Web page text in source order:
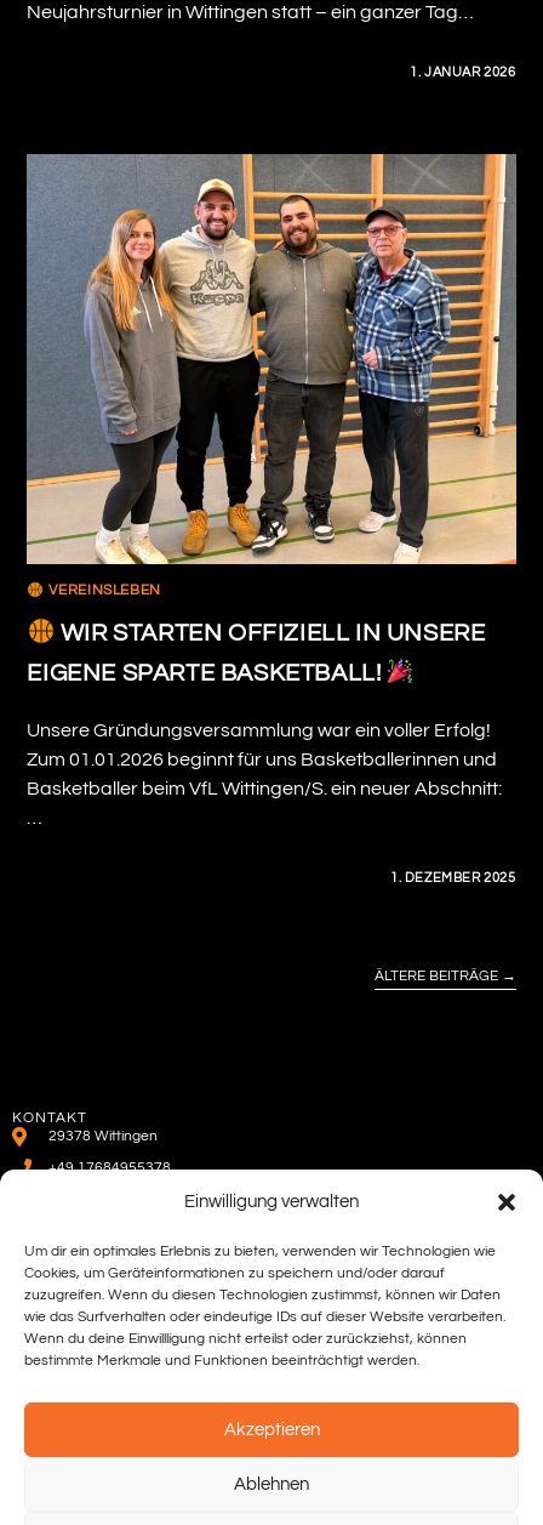
Einwilligung verwalten
Um dir ein optimales Erlebnis zu bieten, verwenden wir Technologien wie
Cookies, um Geräteinformationen zu speichern und/oder darauf
zuzugreifen. Wenn du diesen Technologien zustimmst, können wir Daten
wie das Surfverhalten oder eindeutige IDs auf dieser Website verarbeiten.
Wenn du deine Einwillligung nicht erteilst oder zurückziehst, können
bestimmte Merkmale und Funktionen beeinträchtigt werden.
Akzeptieren
Ablehnen
Neujahrsturnier in Wittingen statt – ein ganzer Tag…
1. JANUAR 2026
VEREINSLEBEN
WIR STARTEN OFFIZIELL IN UNSERE
EIGENE SPARTE BASKETBALL!
Unsere Gründungsversammlung war ein voller Erfolg!
Zum 01.01.2026 beginnt für uns Basketballerinnen und
Basketballer beim VfL Wittingen/S. ein neuer Abschnitt:
…
1. DEZEMBER 2025
ÄLTERE BEITRÄGE →
KONTAKT
29378 Wittingen
+49 17684955378
SOCIAL NETWORKS
basketballwittingen
WhatsApp Kanal - VfL Wittingen/S.
Basketball